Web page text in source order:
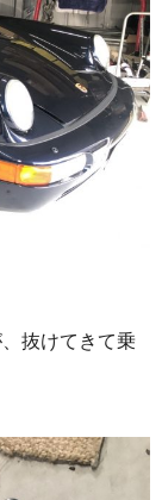
抜けてきて乗